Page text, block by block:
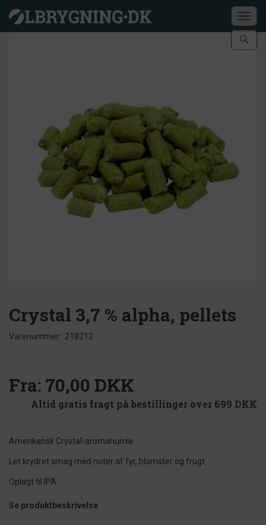
Crystal 3,7 % alpha, pellets
Varenummer: 218212
Fra: 70,00 DKK
Altid gratis fragt på bestillinger over 699 DKK
Amerikansk Crystal-aromahumle
Let krydret smag med noter af fyr, blomster og frugt
Oplagt til IPA
Se produktbeskrivelse